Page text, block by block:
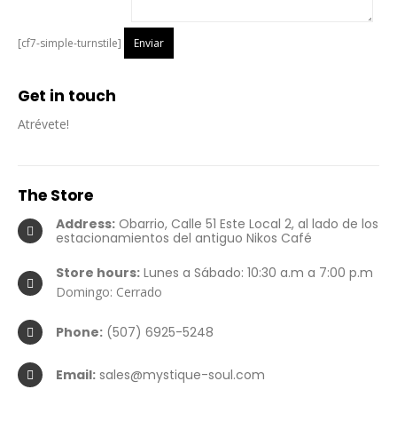
[cf7-simple-turnstile]
Get in touch
Atrévete!
The Store
Address: Obarrio, Calle 51 Este Local 2, al lado de los
estacionamientos del antiguo Nikos Café
Store hours: Lunes a Sábado: 10:30 a.m a 7:00 p.m
Domingo: Cerrado
Phone: (507) 6925-5248
Email: sales@mystique-soul.com